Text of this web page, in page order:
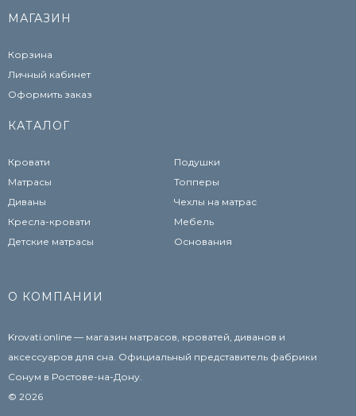
МАГАЗИН
Корзина
Личный кабинет
Оформить заказ
КАТАЛОГ
Кровати
Матрасы
Диваны
Кресла-кровати
Детские матрасы
Подушки
Топперы
Чехлы на матрас
Мебель
Основания
О КОМПАНИИ
Krovati.online — магазин матрасов, кроватей, диванов и
аксессуаров для сна. Официальный представитель фабрики
Сонум в Ростове-на-Дону.
© 2026